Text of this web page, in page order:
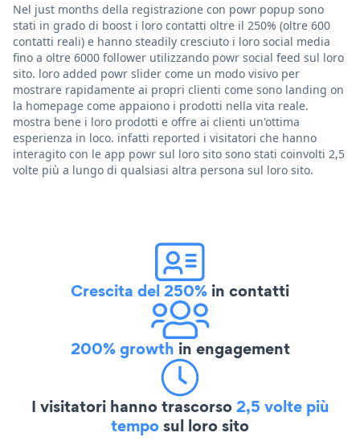
Nel just months della registrazione con powr popup sono
stati in grado di boost i loro contatti oltre il 250% (oltre 600
contatti reali) e hanno steadily cresciuto i loro social media
fino a oltre 6000 follower utilizzando powr social feed sul loro
sito. loro added powr slider come un modo visivo per
mostrare rapidamente ai propri clienti come sono landing on
la homepage come appaiono i prodotti nella vita reale.
mostra bene i loro prodotti e offre ai clienti un'ottima
esperienza in loco. infatti reported i visitatori che hanno
interagito con le app powr sul loro sito sono stati coinvolti 2,5
volte più a lungo di qualsiasi altra persona sul loro sito.
Crescita del 250% in contatti
200% growth in engagement
I visitatori hanno trascorso2,5 volte più
temposul loro sito